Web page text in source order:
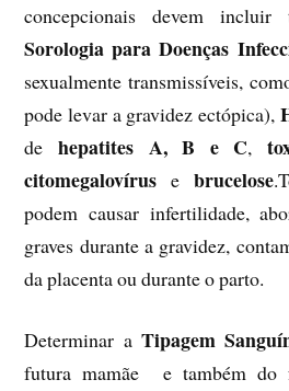
concepcionais devem incluir
Sorologia para Doenças
sexualmente transmissíveis,
pode levar a gravidez ectópica),
de hepatites A, B e C,
citomegalovírus e brucelose
podem causar infertilidade,
graves durante a gravidez,
da placenta ou durante o parto.
Determinar a Tipagem
futura mamãe e também do